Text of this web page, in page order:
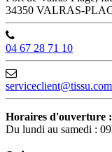
34350 VALRAS-
04 67 28 71 10
serviceclient@tissu.com
Horaires d'ouverture :
Du lundi au samedi :